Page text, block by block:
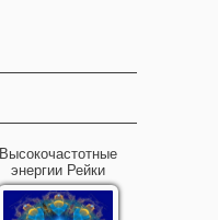
Высокочастотные
энергии Рейки